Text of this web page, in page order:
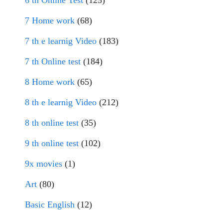
7 Home work (68)
7 th e learnig Video (183)
7 th Online test (184)
8 Home work (65)
8 th e learnig Video (212)
8 th online test (35)
9 th online test (102)
9x movies (1)
Art (80)
Basic English (12)